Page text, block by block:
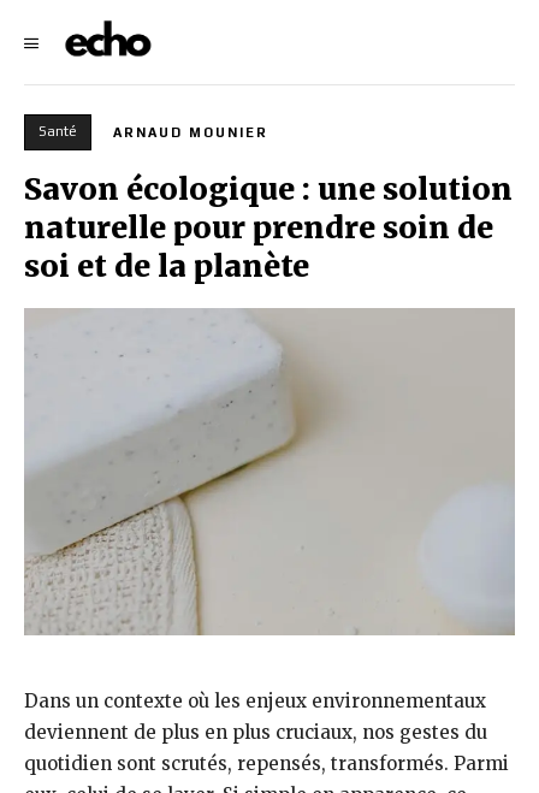
Santé ARNAUD MOUNIER
Savon écologique : une solution
naturelle pour prendre soin de
soi et de la planète
Dans un contexte où les enjeux environnementaux
deviennent de plus en plus cruciaux, nos gestes du
quotidien sont scrutés, repensés, transformés. Parmi